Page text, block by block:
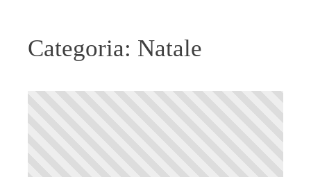
Categoria: Natale